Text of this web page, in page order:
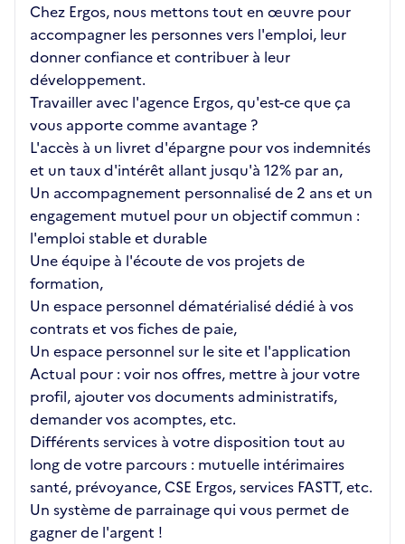
Chez Ergos, nous mettons tout en œuvre pour
accompagner les personnes vers l'emploi, leur
donner confiance et contribuer à leur
développement.
Travailler avec l'agence Ergos, qu'est-ce que ça
vous apporte comme avantage ?
L'accès à un livret d'épargne pour vos indemnités
et un taux d'intérêt allant jusqu'à 12% par an,
Un accompagnement personnalisé de 2 ans et un
engagement mutuel pour un objectif commun :
l'emploi stable et durable
Une équipe à l'écoute de vos projets de
formation,
Un espace personnel dématérialisé dédié à vos
contrats et vos fiches de paie,
Un espace personnel sur le site et l'application
Actual pour : voir nos offres, mettre à jour votre
profil, ajouter vos documents administratifs,
demander vos acomptes, etc.
Différents services à votre disposition tout au
long de votre parcours : mutuelle intérimaires
santé, prévoyance, CSE Ergos, services FASTT, etc.
Un système de parrainage qui vous permet de
gagner de l'argent !